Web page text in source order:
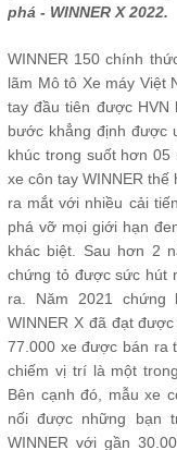
phá - WINNER X 2022.
WINNER 150 chính
lãm Mô tô Xe máy Việt
tay đầu tiên được HVN
bước khẳng định được
khúc trong suốt hơn
xe côn tay WINNER thế
ra mắt với nhiều cải
phá vỡ mọi giới hạn
khác biệt. Sau hơn 2
chứng tỏ được sức hút
ra. Năm 2021
WINNER X đã đạt
77.000 xe được bán ra
chiếm vị trí là một
Bên cạnh đó, mẫu xe
nối được những bạn
WINNER với gần